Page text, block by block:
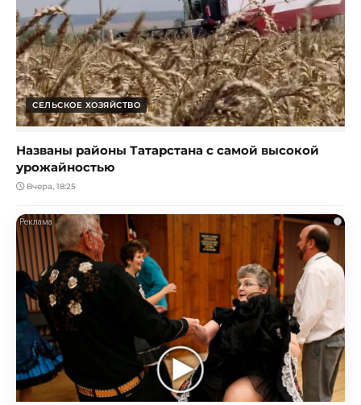
СЕЛЬСКОЕ ХОЗЯЙСТВО
Названы районы Татарстана с самой высокой
урожайностью
Вчера, 18:25
i